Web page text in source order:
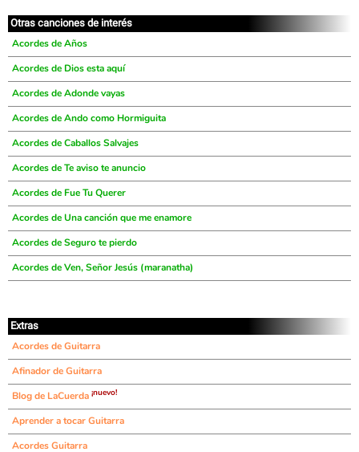
Otras canciones de interés
Acordes de Años
Acordes de Dios esta aquí
Acordes de Adonde vayas
Acordes de Ando como Hormiguita
Acordes de Caballos Salvajes
Acordes de Te aviso te anuncio
Acordes de Fue Tu Querer
Acordes de Una canción que me enamore
Acordes de Seguro te pierdo
Acordes de Ven, Señor Jesús (maranatha)
Extras
Acordes de Guitarra
Afinador de Guitarra
Blog de LaCuerda ¡nuevo!
Aprender a tocar Guitarra
Acordes Guitarra